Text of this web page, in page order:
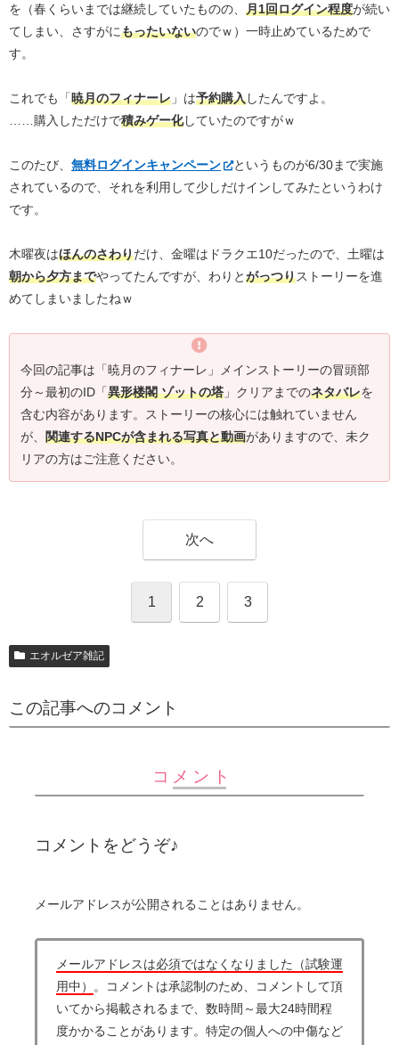
を（春くらいまでは継続していたものの、 月1回ログイン程度が続い
てしまい、さすがにもったいないのでｗ）一時止めているためで
す。
これでも「暁月のフィナーレ 」は予約購入したんですよ。
……購入しただけで積みゲー化していたのですがｗ
このたび、 無料ログインキャンペーン
というものが6/30まで実施
されているので、それを利用して少しだけインしてみたというわけ
です。
木曜夜はほんのさわりだけ、金曜はドラクエ10だったので、土曜は
朝から夕方までやってたんですが、わりとがっつりストーリーを進
めてしまいましたねｗ
今回の記事は「暁月のフィナーレ」メインストーリーの冒頭部
分～最初のID「異形楼閣 ゾットの塔 」クリアまでのネタバレを
含む内容があります。ストーリーの核心には触れていません
が、 関連するNPCが含まれる写真と動画がありますので、未ク
リアの方はご注意ください。
次へ
1 2 3
エオルゼア雑記
この記事へのコメント
コメント
コメントをどうぞ♪
メールアドレスが公開されることはありません。
メールアドレスは必須ではなくなりました（試験運
用中）
。コメントは承認制のため、コメントして頂
いてから掲載されるまで、数時間～最大24時間程
度かかることがあります。特定の個人への中傷など